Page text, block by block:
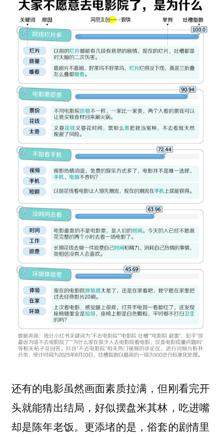
还有的电影虽然画面素质拉满，但刚看完开
头就能猜出结局，好似摆盘米其林，吃进嘴
却是陈年老饭。更添堵的是，俗套的剧情里